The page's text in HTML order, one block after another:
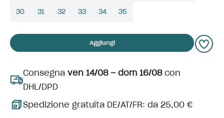
30 31 32 33 34 35
Aggiungi
Consegna ven 14/08 – dom 16/08con
DHL/DPD
Spedizione gratuita DE/AT/FR: da 25,00 €